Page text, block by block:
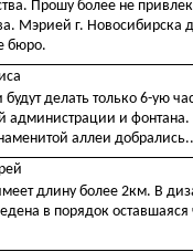
Прошу более не
Мэрией г. Новосибирска
бюро.
делать только 6-ую
и фонтана.
аллеи
длину более 2км. В
в порядок оставшаяся